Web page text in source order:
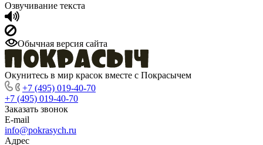
Озвучивание текста
Обычная версия сайта
Окунитесь в мир красок вместе с Покрасычем
+7 (495) 019-40-70
+7 (495) 019-40-70
Заказать звонок
E-mail
info@pokrasych.ru
Адрес